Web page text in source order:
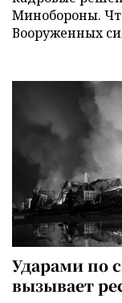
Минобороны.
Вооруженных
Ударами по
вызывает